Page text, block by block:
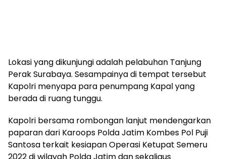
Lokasi yang dikunjungi adalah pelabuhan Tanjung
Perak Surabaya. Sesampainya di tempat tersebut
Kapolri menyapa para penumpang Kapal yang
berada di ruang tunggu.
Kapolri bersama rombongan lanjut mendengarkan
paparan dari Karoops Polda Jatim Kombes Pol Puji
Santosa terkait kesiapan Operasi Ketupat Semeru